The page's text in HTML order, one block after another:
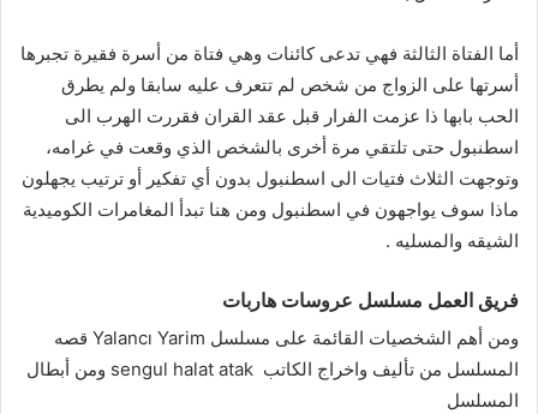
أما الفتاة الثالثة فهي تدعى كائنات وهي فتاة من أسرة فقيرة تجبرها
أسرتها على الزواج من شخص لم تتعرف عليه سابقا ولم يطرق
الحب بابها ذا عزمت الفرار قبل عقد القران فقررت الهرب الى
اسطنبول حتى تلتقي مرة أخرى بالشخص الذي وقعت في غرامه،
وتوجهت الثلاث فتيات الى اسطنبول بدون أي تفكير أو ترتيب يجهلون
ماذا سوف يواجهون في اسطنبول ومن هنا تبدأ المغامرات الكوميدية
الشيقه والمسليه .
فريق العمل مسلسل عروسات هاربات
ومن أهم الشخصيات القائمة على مسلسل Yalancı Yarim
قصه
المسلسل من تأليف واخراج الكاتب sengul halat atak
ومن أبطال
المسلسل